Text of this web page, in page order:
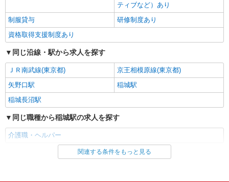
ティブなど）あり
制服貸与
研修制度あり
資格取得支援制度あり
同じ沿線・駅から求人を探す
ＪＲ南武線(東京都)
京王相模原線(東京都)
矢野口駅
稲城駅
稲城長沼駅
同じ職種から稲城駅の求人を探す
介護職・ヘルパー
同じ雇用形態から稲城駅の求人を探す
関連する条件をもっと見る